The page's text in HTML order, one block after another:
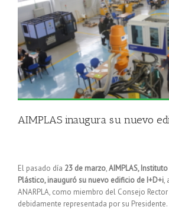
AIMPLAS inaugura su nuevo
El pasado día 23 de marzo,AIMPLAS,
Plástico, inauguró su nuevo edificio de I+D+i,
ANARPLA, como miembro del Consejo Rector
debidamente representada por su Presidente.